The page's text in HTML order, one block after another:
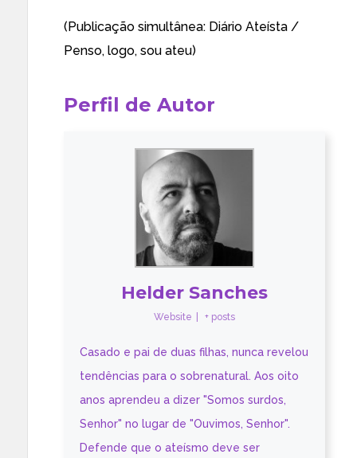
(Publicação simultânea: Diário Ateísta /
Penso, logo, sou ateu)
Perfil de Autor
Helder Sanches
Website + posts
Casado e pai de duas filhas, nunca revelou
tendências para o sobrenatural. Aos oito
anos aprendeu a dizer "Somos surdos,
Senhor" no lugar de "Ouvimos, Senhor".
Defende que o ateísmo deve ser